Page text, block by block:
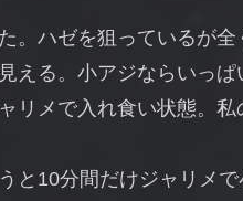
。ハゼを狙っているが全
える。小アジならいっ
リメで入れ食い状態。
と10分間だけジャリメ